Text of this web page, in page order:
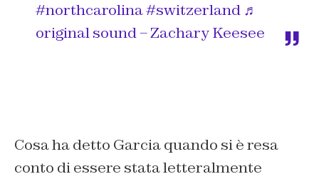
#northcarolina#switzerland ♬
original sound – Zachary Keesee
Cosa ha detto Garcia quando si è resa
conto di essere stata letteralmente